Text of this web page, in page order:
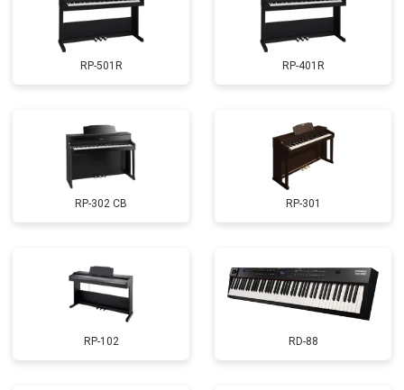
RP-501R RP-401R
RP-302 CB RP-301
RP-102 RD-88